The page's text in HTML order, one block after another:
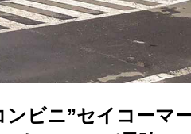
ンビニ”セイコーマ